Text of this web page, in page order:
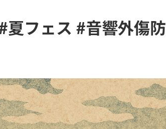
夏フェス #音響外傷防